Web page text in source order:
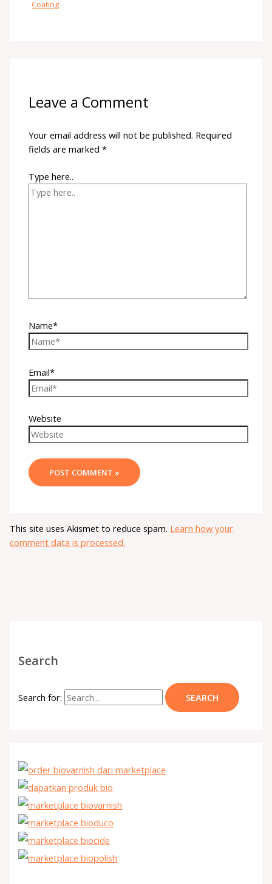
Coating
Leave a Comment
Your email address will not be published. Required
fields are marked*
Type here..
Name*
Email*
Website
This site uses Akismet to reduce spam. Learn how your
comment data is processed.
Search
Search for: